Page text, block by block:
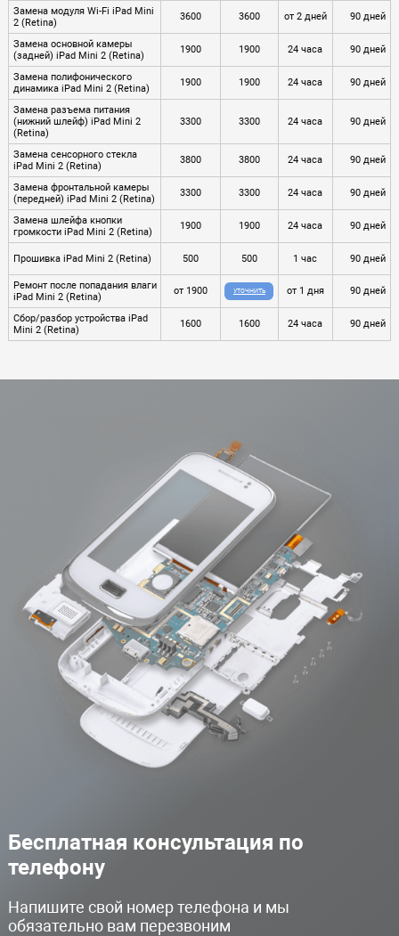
Замена модуля Wi-Fi iPad Mini
2 (Retina)
3600 3600 от 2 дней 90 дней
Замена основной камеры
(задней) iPad Mini 2 (Retina)
1900 1900 24 часа 90 дней
Замена полифонического
динамика iPad Mini 2 (Retina)
1900 1900 24 часа 90 дней
Замена разъема питания
(нижний шлейф) iPad Mini 2
(Retina)
3300 3300 24 часа 90 дней
Замена сенсорного стекла
iPad Mini 2 (Retina)
3800 3800 24 часа 90 дней
Замена фронтальной камеры
(передней) iPad Mini 2 (Retina)
3300 3300 24 часа 90 дней
Замена шлейфа кнопки
громкости iPad Mini 2 (Retina)
1900 1900 24 часа 90 дней
Прошивка iPad Mini 2 (Retina) 500 500 1 час 90 дней
Ремонт после попадания влаги
iPad Mini 2 (Retina)
от 1900 УТОЧНИТЬ от 1 дня 90 дней
Сбор/разбор устройства iPad
Mini 2 (Retina)
1600 1600 24 часа 90 дней
Бесплатная консультация по
телефону
Напишите свой номер телефона и мы
обязательно вам перезвоним